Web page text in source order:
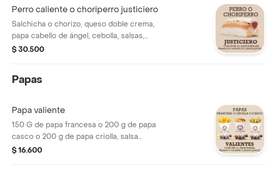
Perro caliente o choriperro justiciero
Salchicha o chorizo, queso doble crema,
papa cabello de ángel, cebolla, salsas,
salami y/o tocineta y/o jamón pernil.
$ 30.500
Papas
Papa valiente
150 G de papa francesa o 200 g de papa
casco o 200 g de papa criolla, salsa
queso cheddar, salami o tocineta o jamón
$ 16.600